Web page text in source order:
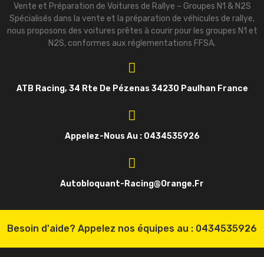
Vente et Préparation de Voitures de Rallye – Groupes N1 & N2S
Spécialisés dans la vente et la préparation de véhicules de rallye,
nous proposons des voitures prêtes à courir pour les groupes N1 et
N2S, conformes aux réglementations FFSA.
ATB Racing, 34 Rte De Pézenas 34230 Paulhan France
Appelez-Nous Au : 0434535926
Autobloquant-Racing@orange.fr
Besoin d'aide? Appelez nos équipes au : 0434535926